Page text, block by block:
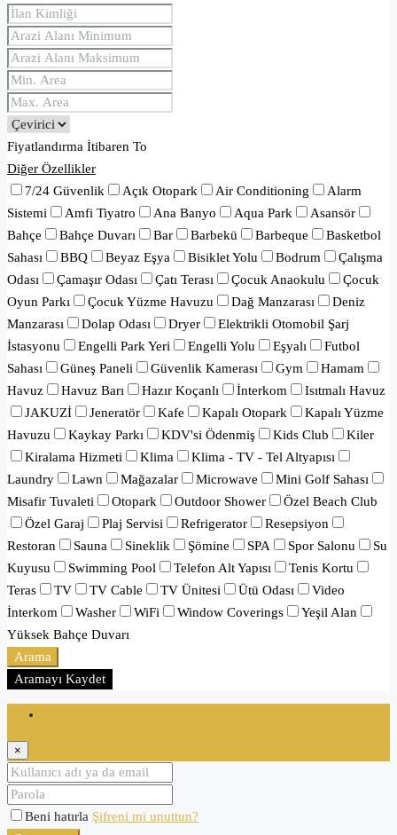
Fiyatlandırma İtibaren To
Diğer Özellikler
7/24 Güvenlik
Açık Otopark Air Conditioning
Alarm
Sistemi
Amfi Tiyatro Ana Banyo Aqua Park
Asansör
Bahçe
Bahçe Duvarı Bar Barbekü Barbeque
Basketbol
Sahası
BBQ Beyaz Eşya Bisiklet Yolu Bodrum
Çalışma
Odası
Çamaşır Odası Çatı Terası Çocuk Anaokulu
Çocuk
Oyun Parkı
Çocuk Yüzme Havuzu Dağ Manzarası
Deniz
Manzarası
Dolap Odası Dryer
Elektrikli Otomobil Şarj
İstasyonu
Engelli Park Yeri Engelli Yolu Eşyalı
Futbol
Sahası
Güneş Paneli Güvenlik Kamerası Gym
Hamam
Havuz
Havuz Barı Hazır Koçanlı İnterkom
Isıtmalı Havuz
JAKUZİ
Jeneratör Kafe Kapalı Otopark
Kapalı Yüzme
Havuzu
Kaykay Parkı KDV'si Ödenmiş Kids Club
Kiler
Kiralama Hizmeti
Klima
Klima - TV - Tel Altyapısı
Laundry
Lawn Mağazalar Microwave
Mini Golf Sahası
Misafir Tuvaleti
Otopark Outdoor Shower
Özel Beach Club
Özel Garaj
Plaj Servisi Refrigerator
Resepsiyon
Restoran
Sauna Sineklik Şömine SPA Spor Salonu
Su
Kuyusu
Swimming Pool Telefon Alt Yapısı
Tenis Kortu
Teras
TV TV Cable TV Ünitesi Ütü Odası
Video
İnterkom
Washer WiFi Window Coverings
Yeşil Alan
Yüksek Bahçe Duvarı
Arama
Aramayı Kaydet
×
Beni hatırla Şifreni mi unuttun?